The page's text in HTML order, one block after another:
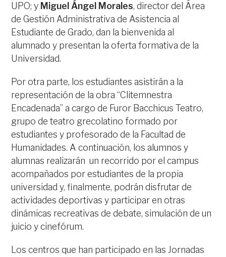
UPO; y Miguel Ángel Morales, director del Área
de Gestión Administrativa de Asistencia al
Estudiante de Grado, dan la bienvenida al
alumnado y presentan la oferta formativa de la
Universidad.
Por otra parte, los estudiantes asistirán a la
representación de la obra “Clitemnestra
Encadenada” a cargo de Furor Bacchicus Teatro,
grupo de teatro grecolatino formado por
estudiantes y profesorado de la Facultad de
Humanidades. A continuación, los alumnos y
alumnas realizarán un recorrido por el campus
acompañados por estudiantes de la propia
universidad y, finalmente, podrán disfrutar de
actividades deportivas y participar en otras
dinámicas recreativas de debate, simulación de un
juicio y cinefórum.
Los centros que han participado en las Jornadas